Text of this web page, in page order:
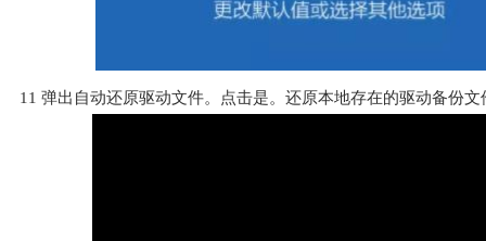
11 弹出自动还原驱动文件。点击是。还原本地存在的驱动备份文